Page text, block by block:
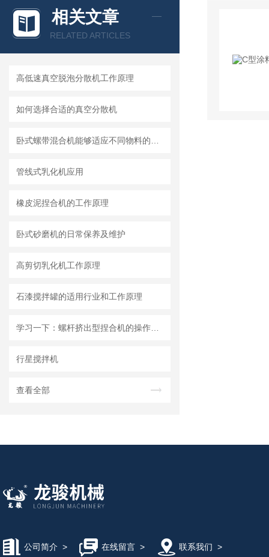
相关文章
RELATED ARTICLES
高低速真空脱泡分散机工作原理
如何选择合适的真空分散机
管线式乳化机应用
橡皮泥捏合机的工作原理
卧式砂磨机的日常保养及维护
高剪切乳化机工作原理
石漆搅拌罐的适用行业和工作原理
行星搅拌机
查看全部
公司简介 > 在线留言> 联系我们 >